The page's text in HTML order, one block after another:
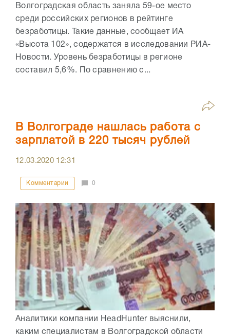
Волгоградская область заняла 59-ое место
среди российских регионов в рейтинге
безработицы. Такие данные, сообщает ИА
«Высота 102», содержатся в исследовании РИА-
Новости. Уровень безработицы в регионе
составил 5,6%. По сравнению с...
В Волгограде нашлась работа с
зарплатой в 220 тысяч рублей
12.03.2020 12:31
Комментарии 0
Аналитики компании HeadHunter выяснили,
каким специалистам в Волгоградской области